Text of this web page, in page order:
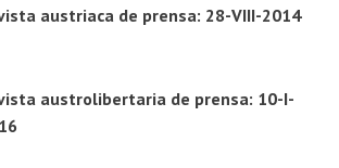
austriaca de prensa: 28-VIII-2014
austrolibertaria de prensa: 10-I-